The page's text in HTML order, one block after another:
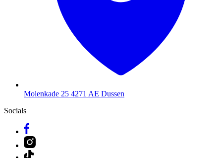
Molenkade 25 4271 AE Dussen
Socials